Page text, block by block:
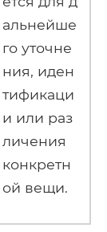
альнейше
го уточне
ния, иден
тификаци
и или раз
личения
конкретн
ой вещи.